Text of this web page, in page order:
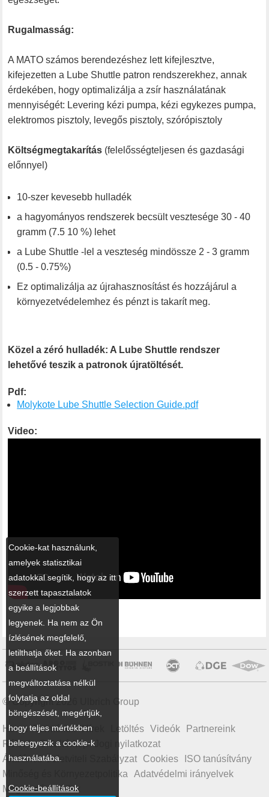
Rugalmasság:
A MATO számos berendezéshez lett kifejlesztve,
kifejezetten a Lube Shuttle patron rendszerekhez, annak
érdekében, hogy optimalizálja a zsír használatának
mennyiségét: Levering kézi pumpa, kézi egykezes pumpa,
elektromos pisztoly, levegős pisztoly, szórópisztoly
Költségmegtakarítás (felelősségteljesen és gazdasági
előnnyel)
10-szer kevesebb hulladék
a hagyományos rendszerek becsült vesztesége 30 - 40
gramm (7.5 10 %) lehet
a Lube Shuttle -lel a veszteség mindössze 2 - 3 gramm
(0.5 - 0.75%)
Ez optimalizálja az újrahasznosítást és hozzájárul a
környezetvédelemhez és pénzt is takarít meg.
Közel a zéró hulladék: A Lube Shuttle rendszer
lehetővé teszik a patronok újratöltését.
Pdf:
Molykote Lube Shuttle Selection Guide.pdf
Video:
© Copyright 2026 Ulbrich Group
Home Termékek Hírek Letöltés Videók
Partnereink
Rólunk Oldaltérkép Jogi nyilatkozat
Általános Üzletviteli Szabályzat
Cookies
ISO tanúsítvány
Minőség és Környezetpolitika
Adatvédelmi irányelvek
Magatartási kódex
Cookie-kat használunk,
amelyek statisztikai
adatokkal segítik, hogy az itt
szerzett tapasztalatok
egyike a legjobbak
legyenek. Ha nem az Ön
ízlésének megfelelő,
letilthatja őket. Ha azonban
a beállítások
megváltoztatása nélkül
folytatja az oldal
böngészését, megértjük,
hogy teljes mértékben
beleegyezik a cookie-k
használatába.
Cookie-beállítások